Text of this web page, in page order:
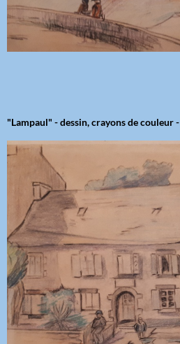
"Lampaul" - dessin, crayons de couleur -